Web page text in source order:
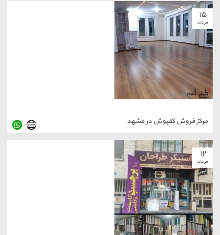
مرداد
مرکز فروش کفپوش در مشهد
مرداد